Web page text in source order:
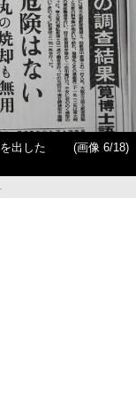
出した
(画像 6/18)